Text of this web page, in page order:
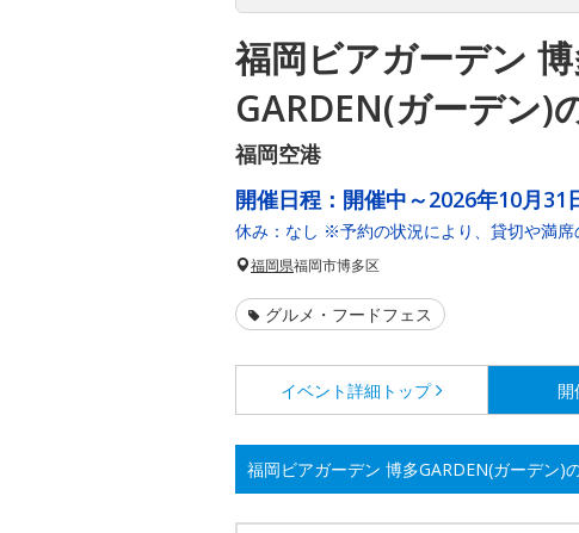
福岡ビアガーデン
GARDEN(ガーデン)
福岡空港
開催日程： 開催中～2026年10月31
休み：なし ※予約の状況により、貸切や満席
福岡県福岡市博多区
グルメ・フードフェス
イベント詳細 トップ 開
福岡ビアガーデン 博多GARDEN(ガーデン)